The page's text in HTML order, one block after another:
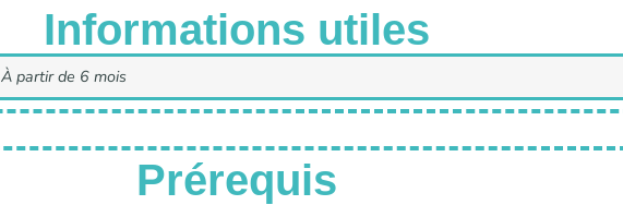
Informations utiles
À partir de 6 mois
Prérequis